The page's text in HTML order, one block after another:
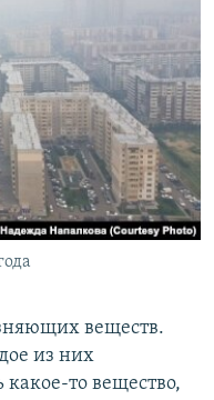
веществ.
из них
то вещество,